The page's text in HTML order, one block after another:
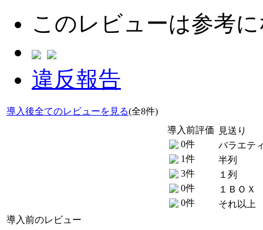
このレビューは参考
違反報告
導入後全てのレビューを見る(全8件)
導入前評価
0件
1件
3件
0件
0件
見送り
バラエテ
半列
１列
１ＢＯＸ
それ以上
導入前のレビュー